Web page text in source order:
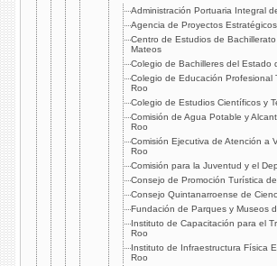
Administración Portuaria Integral
Agencia de Proyectos
Centro de Estudios de
Mateos
Colegio de Bachilleres del Estado
Colegio de Educación
Roo
Colegio de Estudios Cientí­ficos y
Comisión de Agua Potable y
Roo
Comisión Ejecutiva de Atención a
Roo
Comisión para la Juventud y el
Consejo de Promoción Turí­stica
Consejo Quintanarroense de
Fundación de Parques y Museos
Instituto de Capacitación para el
Roo
Instituto de Infraestructura Fí­sica
Roo